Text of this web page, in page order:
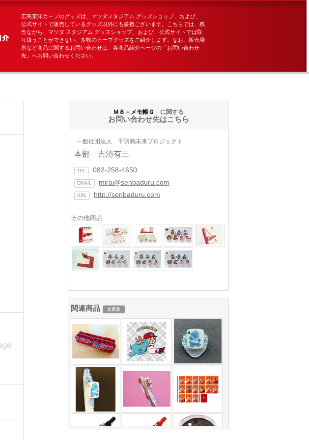
広島東洋カープのグッズは、マツダスタジアム グッズショップ、および、
公式サイトで販売しているグッズ以外にも多数ございます。こちらでは、残
念ながら、マツダ スタジアム グッズショップ、および、公式サイトでは取
り扱うことができない、多数のカープグッズをご紹介します。なお、販売場
所など商品に関するお問い合わせは、各商品紹介ページの「お問い合わせ
先」へお問い合わせください。
Ｍ８－メモ帳Ｇ に関する
お問い合わせ先はこちら
一般社団法人 千羽鶴未来プロジェクト
本部 吉清有三
TEL 082-258-4650
EMAIL mirai@senbaduru.com
URL http://senbaduru.com
その他商品
関連商品 文房具